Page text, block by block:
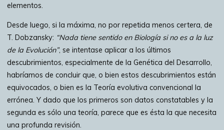
elementos.
Desde luego, si la máxima, no por repetida menos certera, de
T. Dobzansky: “Nada tiene sentido en Biología si no es a la luz
de la Evolución”, se intentase aplicar a los últimos
descubrimientos, especialmente de la Genética del Desarrollo,
habríamos de concluir que, o bien estos descubrimientos están
equivocados, o bien es la Teoría evolutiva convencional la
errónea. Y dado que los primeros son datos constatables y la
segunda es sólo una teoría, parece que es ésta la que necesita
una profunda revisión.